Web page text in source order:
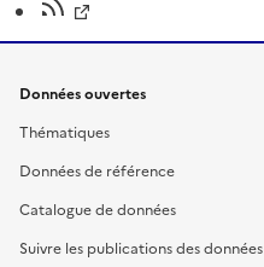
Données ouvertes
Thématiques
Données de référence
Catalogue de données
Suivre les publications des données